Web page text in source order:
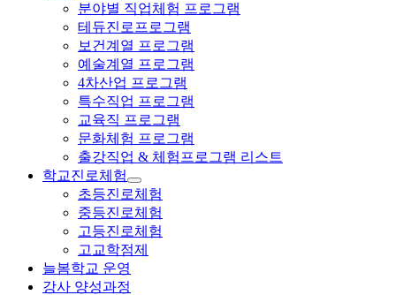
분야별 직업체험 프로그램
테듀진로프로그램
보건계열 프로그램
예술계열 프로그램
4차산업 프로그램
특수직업 프로그램
교육직 프로그램
문화체험 프로그램
출강직업 & 체험프로그램 리스트
학교진로체험
초등진로체험
중등진로체험
고등진로체험
고교학점제
늘봄학교 운영
강사 양성과정